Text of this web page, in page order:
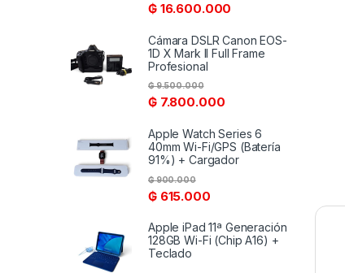
₲16.600.000
Cámara DSLR Canon EOS-
1D X Mark II Full Frame
Profesional
₲7.800.000
₲9.500.000
Apple Watch Series 6
40mm Wi-Fi/GPS (Batería
91%) + Cargador
₲615.000
₲900.000
Apple iPad 11ª Generación
128GB Wi-Fi (Chip A16) +
Teclado